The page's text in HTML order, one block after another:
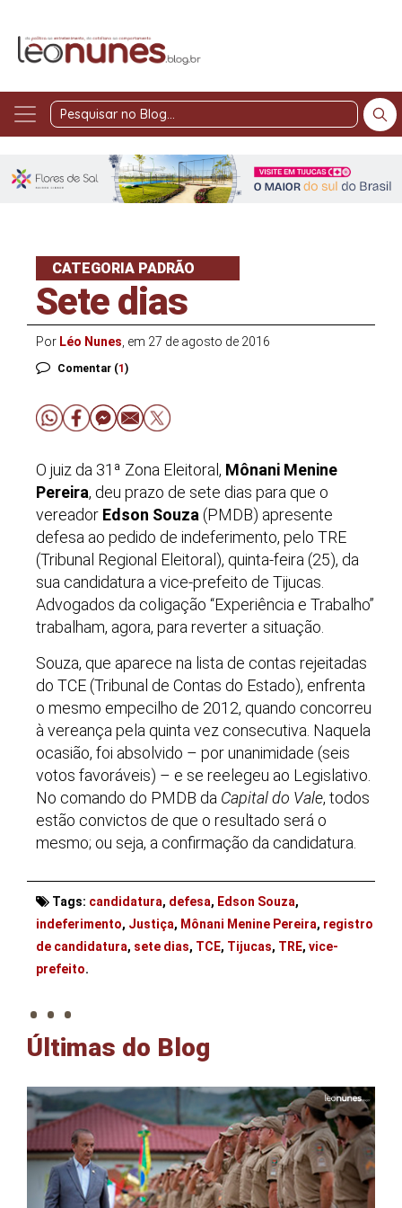
Pesquisar
Blog
CATEGORIA PADRÃO
Sete dias
Por Léo Nunes , em 27 de agosto de 2016
Comentar (1)
O juiz da 31ª Zona Eleitoral, Mônani Menine
Pereira, deu prazo de sete dias para que o
vereador Edson Souza (PMDB) apresente
defesa ao pedido de indeferimento, pelo TRE
(Tribunal Regional Eleitoral), quinta-feira (25), da
sua candidatura a vice-prefeito de Tijucas.
Advogados da coligação “Experiência e Trabalho”
trabalham, agora, para reverter a situação.
Souza, que aparece na lista de contas rejeitadas
do TCE (Tribunal de Contas do Estado), enfrenta
o mesmo empecilho de 2012, quando concorreu
à vereança pela quinta vez consecutiva. Naquela
ocasião, foi absolvido – por unanimidade (seis
votos favoráveis) – e se reelegeu ao Legislativo.
No comando do PMDB da Capital do Vale, todos
estão convictos de que o resultado será o
mesmo; ou seja, a confirmação da candidatura.
Tags: candidatura, defesa, Edson Souza,
indeferimento, Justiça, Mônani Menine Pereira, registro
de candidatura, sete dias, TCE, Tijucas, TRE, vice-
prefeito.
. . .
Últimas do Blog